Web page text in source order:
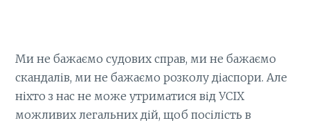
Ми не бажаємо судових справ, ми не бажаємо
скандалів, ми не бажаємо розколу діаспори. Але
ніхто з нас не може утриматися від УСІХ
можливих легальних дій, щоб посілість в